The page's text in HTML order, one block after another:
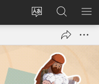
Thay
ngữ
của
trang
Đăng
nhập
mới)
Tìm
kiếm
JW.ORG